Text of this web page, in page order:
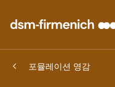
포뮬레이션 영감